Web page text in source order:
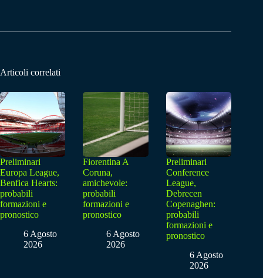
Articoli correlati
Preliminari
Europa League,
Benfica Hearts:
probabili
formazioni e
pronostico
6 Agosto
2026
Fiorentina A
Coruna,
amichevole:
probabili
formazioni e
pronostico
6 Agosto
2026
Preliminari
Conference
League,
Debrecen
Copenaghen:
probabili
formazioni e
pronostico
6 Agosto
2026